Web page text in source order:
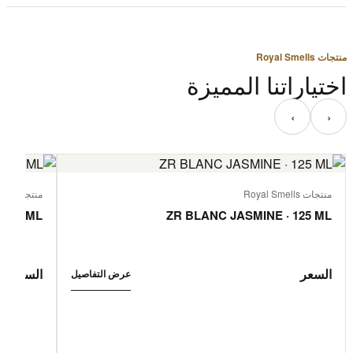
منتجات Royal Smells
اختياراتنا المميزة
‹ ›
منتجات Royal Smells
ZR BLANC JASMINE · 125 ML
السعر عرض التفاصيل
منتجات Royal Smells
ML
السعر